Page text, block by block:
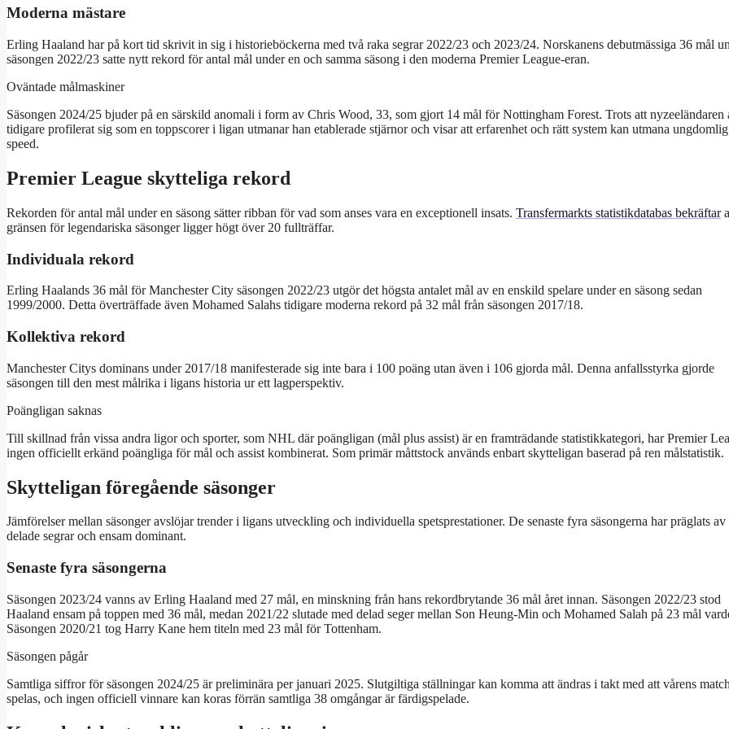
Moderna mästare
Erling Haaland har på kort tid skrivit in sig i historieböckerna med två raka segrar 2022/23 och 2023/24. Norskanens debutmässiga 36 mål
säsongen 2022/23 satte nytt rekord för antal mål under en och samma säsong i den moderna Premier League-eran.
Oväntade målmaskiner
Säsongen 2024/25 bjuder på en särskild anomali i form av Chris Wood, 33, som gjort 14 mål för Nottingham Forest. Trots att nyzeeländaren
tidigare profilerat sig som en toppscorer i ligan utmanar han etablerade stjärnor och visar att erfarenhet och rätt system kan utmana ungdomlig
speed.
Premier League skytteliga rekord
Rekorden för antal mål under en säsong sätter ribban för vad som anses vara en exceptionell insats. Transfermarkts statistikdatabas bekräftar
gränsen för legendariska säsonger ligger högt över 20 fullträffar.
Individuala rekord
Erling Haalands 36 mål för Manchester City säsongen 2022/23 utgör det högsta antalet mål av en enskild spelare under en säsong sedan
1999/2000. Detta överträffade även Mohamed Salahs tidigare moderna rekord på 32 mål från säsongen 2017/18.
Kollektiva rekord
Manchester Citys dominans under 2017/18 manifesterade sig inte bara i 100 poäng utan även i 106 gjorda mål. Denna anfallsstyrka gjorde
säsongen till den mest målrika i ligans historia ur ett lagperspektiv.
Poängligan saknas
Till skillnad från vissa andra ligor och sporter, som NHL där poängligan (mål plus assist) är en framträdande statistikkategori, har Premier
ingen officiellt erkänd poängliga för mål och assist kombinerat. Som primär måttstock används enbart skytteligan baserad på ren målstatistik.
Skytteligan föregående säsonger
Jämförelser mellan säsonger avslöjar trender i ligans utveckling och individuella spetsprestationer. De senaste fyra säsongerna har präglats av
delade segrar och ensam dominant.
Senaste fyra säsongerna
Säsongen 2023/24 vanns av Erling Haaland med 27 mål, en minskning från hans rekordbrytande 36 mål året innan. Säsongen 2022/23 stod
Haaland ensam på toppen med 36 mål, medan 2021/22 slutade med delad seger mellan Son Heung-Min och Mohamed Salah på 23 mål
Säsongen 2020/21 tog Harry Kane hem titeln med 23 mål för Tottenham.
Säsongen pågår
Samtliga siffror för säsongen 2024/25 är preliminära per januari 2025. Slutgiltiga ställningar kan komma att ändras i takt med att vårens
spelas, och ingen officiell vinnare kan koras förrän samtliga 38 omgångar är färdigspelade.